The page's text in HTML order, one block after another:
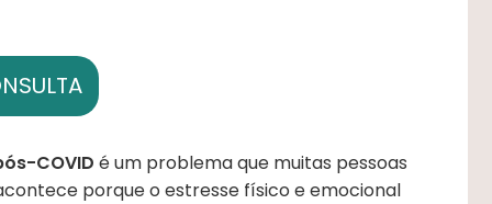
COVID é um problema que muitas pessoas
porque o estresse físico e emocional